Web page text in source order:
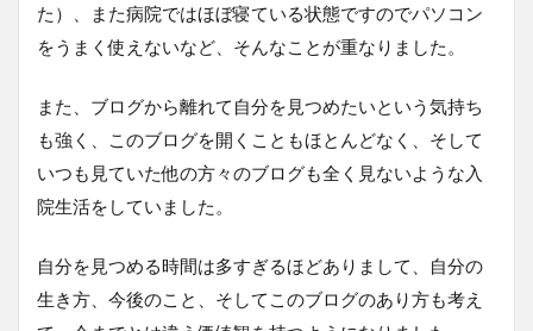
た）、また病院ではほぼ寝ている状態ですのでパソコン
をうまく使えないなど、そんなことが重なりました。
また、ブログから離れて自分を見つめたいという気持ち
も強く、このブログを開くこともほとんどなく、そして
いつも見ていた他の方々のブログも全く見ないような入
院生活をしていました。
自分を見つめる時間は多すぎるほどありまして、自分の
生き方、今後のこと、そしてこのブログのあり方も考え